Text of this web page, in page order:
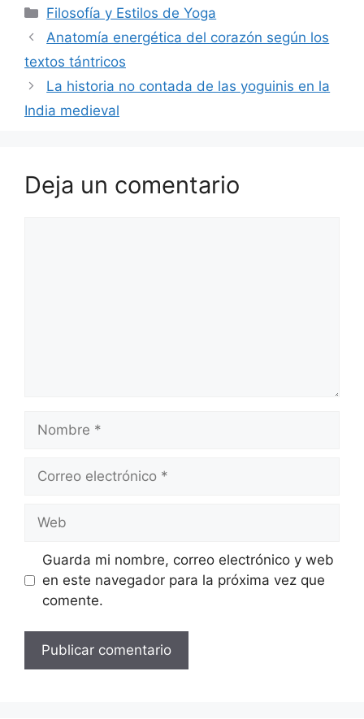
Categorías
Filosofía y Estilos de Yoga
Anatomía energética del corazón según los
textos tántricos
La historia no contada de las yoguinis en la
India medieval
Deja un comentario
electrónico
Guarda mi nombre, correo electrónico y web
en este navegador para la próxima vez que
comente.